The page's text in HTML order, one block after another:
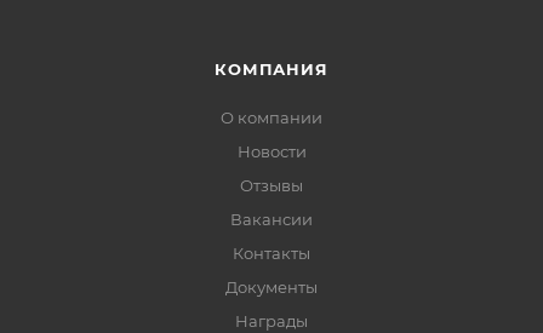
КОМПАНИЯ
О компании
Новости
Отзывы
Вакансии
Контакты
Документы
Награды